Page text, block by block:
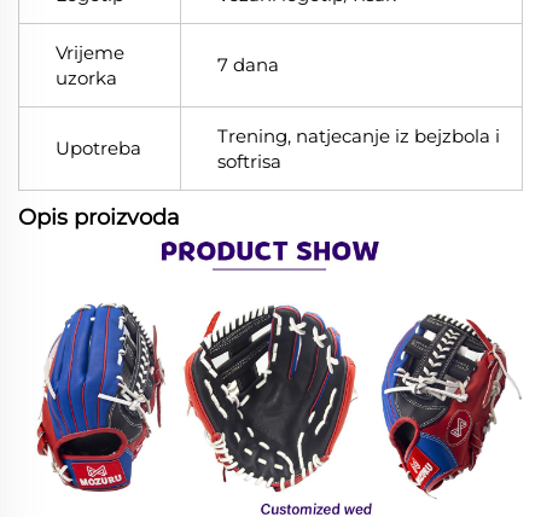
Vrijeme
uzorka
7 dana
Upotreba
Trening, natjecanje iz bejzbola i
softrisa
Opis proizvoda